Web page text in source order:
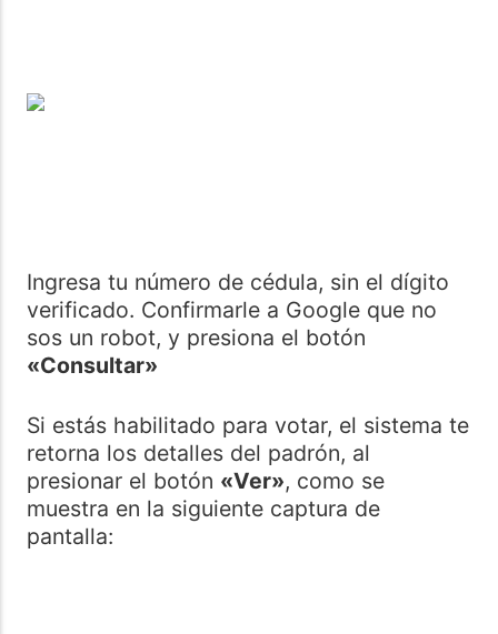
Ingresa tu número de cédula, sin el dígito
verificado. Confirmarle a Google que no
sos un robot, y presiona el botón
«Consultar»
Si estás habilitado para votar, el sistema te
retorna los detalles del padrón, al
presionar el botón «Ver», como se
muestra en la siguiente captura de
pantalla: